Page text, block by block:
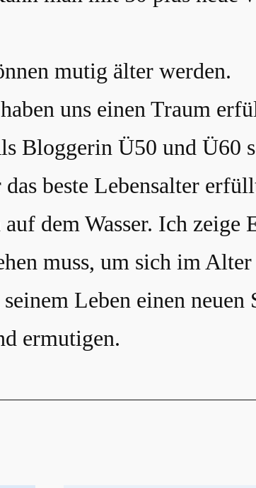
mutig älter werden.
uns einen Traum
Bloggerin Ü50 und Ü60
beste Lebensalter
dem Wasser. Ich
muss, um sich im
Leben einen
ermutigen.